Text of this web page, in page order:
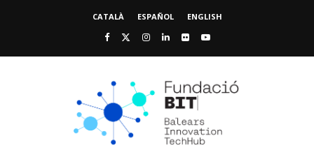
CATALÀ ESPAÑOL ENGLISH